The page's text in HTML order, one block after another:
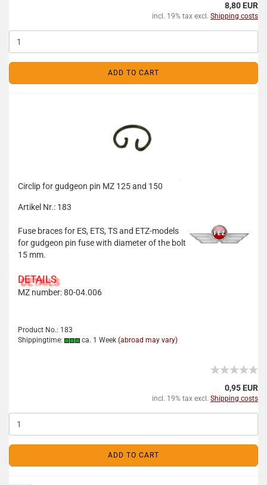
8,80 EUR
incl. 19% tax excl. Shipping costs
ADD TO CART
Circlip for gudgeon pin MZ 125 and 150
Artikel Nr.: 183
Fuse braces for ES, ETS, TS and ETZ-models
for gudgeon pin fuse with diameter of the bolt
15 mm.
DETAILS
MZ number: 80-04.006
Product No.: 183
Shippingtime:
ca. 1 Week (abroad may vary)
0,95 EUR
incl. 19% tax excl. Shipping costs
ADD TO CART